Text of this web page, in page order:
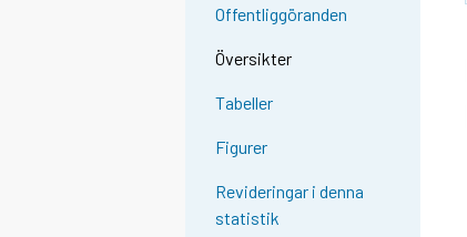
Offentliggöranden
Översikter
Tabeller
Figurer
Revideringar i denna
statistik